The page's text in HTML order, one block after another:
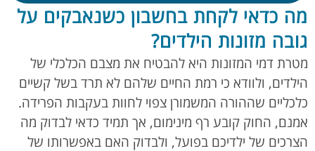
מה כדאי לקחת בחשבון כשנאבקים על
גובה מזונות הילדים?
מטרת דמי המזונות היא להבטיח את מצבם הכלכלי של
הילדים, ולוודא כי רמת החיים שלהם לא תרד בשל קשיים
כלכליים שההורה המשמורן צפוי לחוות בעקבות הפרידה.
אמנם, החוק קובע רף מינימום, אך תמיד כדאי לבדוק מה
הצרכים של ילדיכם בפועל, ולבדוק האם באפשרותו של